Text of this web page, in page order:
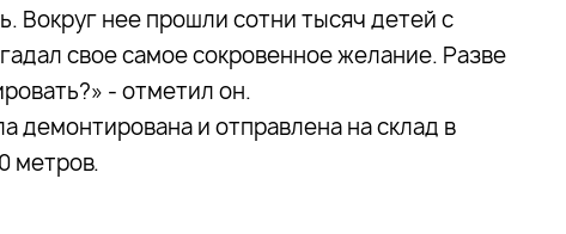
Вокруг нее прошли сотни тысяч детей с
свое самое сокровенное желание. Разве
- отметил он.
демонтирована и отправлена на склад в
метров.